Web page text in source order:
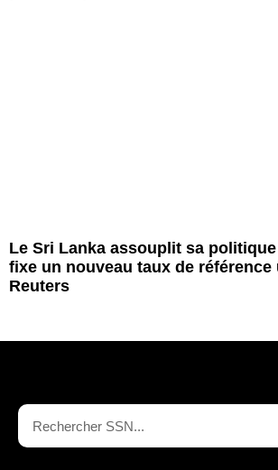
Le Sri Lanka assouplit sa
fixe un nouveau taux de référence
Reuters